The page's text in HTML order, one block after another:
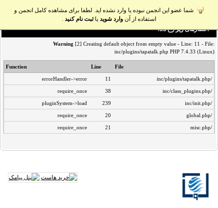
شما عضو این انجمن نبوده یا وارد نشده اید. لطفا برای مشاهده کامل انجمن و
استفاده از آن وارد شوید یاثبت نام کنید .
اخطار‌های زیر رخ داد:
Warning [2] Creating default object from empty value - Line: 11 - File:
inc/plugins/tapatalk.php PHP 7.4.33 (Linux)
File
Line
Function
/inc/plugins/tapatalk.php
11
errorHandler->error
/inc/class_plugins.php
38
require_once
/inc/init.php
239
pluginSystem->load
/global.php
20
require_once
/misc.php
21
require_once